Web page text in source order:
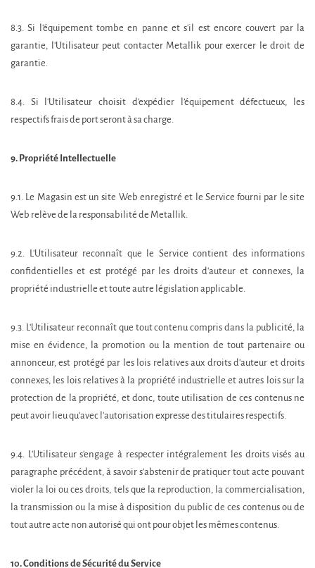
8.3. Si l'équipement tombe en panne et s'il est encore couvert par la
garantie, l'Utilisateur peut contacter Metallik pour exercer le droit de
garantie.
8.4. Si l'Utilisateur choisit d'expédier l’équipement défectueux, les
respectifs frais de port seront à sa charge.
9. Propriété Intellectuelle
9.1. Le Magasin est un site Web enregistré et le Service fourni par le site
Web relève de la responsabilité de Metallik.
9.2. L'Utilisateur reconnaît que le Service contient des informations
confidentielles et est protégé par les droits d'auteur et connexes, la
propriété industrielle et toute autre législation applicable.
9.3. L'Utilisateur reconnaît que tout contenu compris dans la publicité, la
mise en évidence, la promotion ou la mention de tout partenaire ou
annonceur, est protégé par les lois relatives aux droits d'auteur et droits
connexes, les lois relatives à la propriété industrielle et autres lois sur la
protection de la propriété, et donc, toute utilisation de ces contenus ne
peut avoir lieu qu'avec l'autorisation expresse des titulaires respectifs.
9.4. L'Utilisateur s'engage à respecter intégralement les droits visés au
paragraphe précédent, à savoir s'abstenir de pratiquer tout acte pouvant
violer la loi ou ces droits, tels que la reproduction, la commercialisation,
la transmission ou la mise à disposition du public de ces contenus ou de
tout autre acte non autorisé qui ont pour objet les mêmes contenus.
10. Conditions de Sécurité du Service